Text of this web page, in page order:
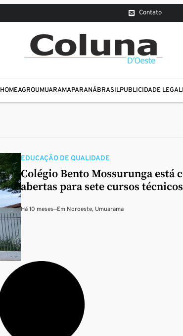
Contato
HOMEAGROUMUARAMAPARANÁBRASILPUBLICIDADE LEGAL
EDUCAÇÃO DE QUALIDADE
Colégio Bento Mossurunga está
abertas para sete cursos
Há 10 meses—Em Noroeste, Umuarama